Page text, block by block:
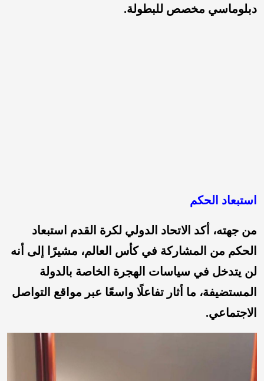
دبلوماسي مخصص للبطولة.
استبعاد الحكم
من جهته، أكد الاتحاد الدولي لكرة القدم استبعاد
الحكم من المشاركة في كأس العالم، مشيرًا إلى أنه
لن يتدخل في سياسات الهجرة الخاصة بالدولة
المستضيفة، ما أثار تفاعلًا واسعًا عبر مواقع التواصل
الاجتماعي.